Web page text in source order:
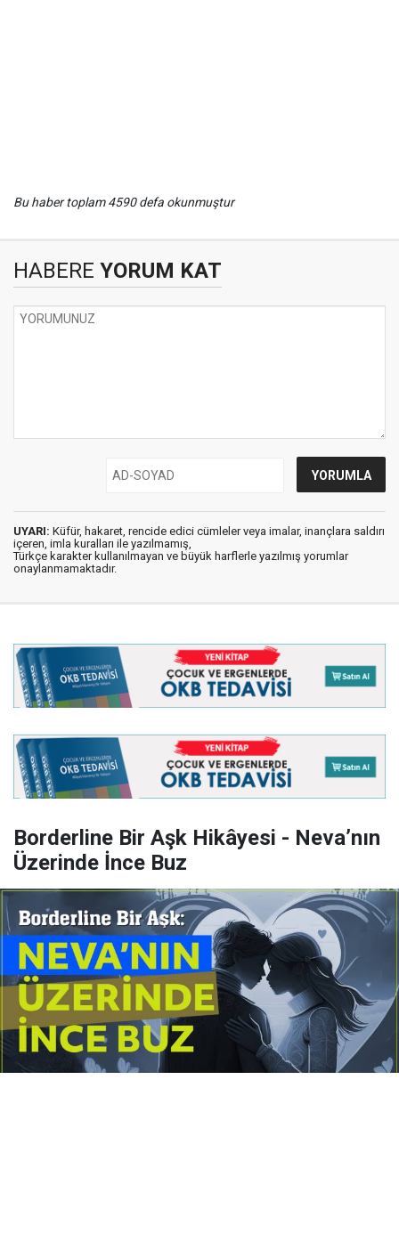
Bu haber toplam 4590 defa okunmuştur
HABERE YORUM KAT
UYARI: Küfür, hakaret, rencide edici cümleler veya imalar, inançlara saldırı
içeren, imla kuralları ile yazılmamış,
Türkçe karakter kullanılmayan ve büyük harflerle yazılmış yorumlar
onaylanmamaktadır.
Borderline Bir Aşk Hikâyesi - Neva’nın
Üzerinde İnce Buz